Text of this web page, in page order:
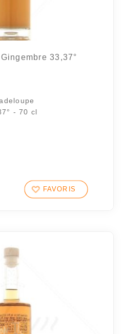
33,37°
- 70 cl
FAVORIS